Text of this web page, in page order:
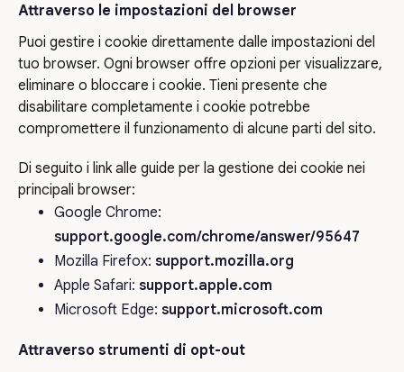
Attraverso le impostazioni del browser
Puoi gestire i cookie direttamente dalle impostazioni del
tuo browser. Ogni browser offre opzioni per visualizzare,
eliminare o bloccare i cookie. Tieni presente che
disabilitare completamente i cookie potrebbe
compromettere il funzionamento di alcune parti del sito.
Di seguito i link alle guide per la gestione dei cookie nei
principali browser:
Google Chrome:
support.google.com/chrome/answer/95647
Mozilla Firefox: support.mozilla.org
Apple Safari: support.apple.com
Microsoft Edge: support.microsoft.com
Attraverso strumenti di opt-out